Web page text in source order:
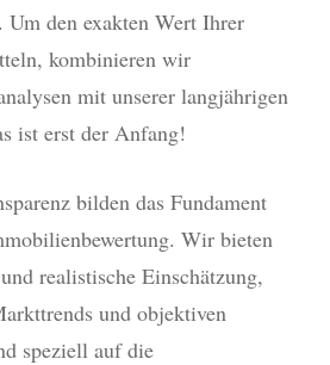
Um den exakten Wert Ihrer
kombinieren wir
mit unserer langjährigen
ist erst der Anfang!
bilden das Fundament
Wir bieten
realistische Einschätzung,
und objektiven
speziell auf die